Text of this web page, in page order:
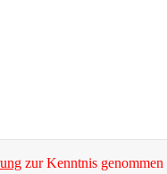
zur Kenntnis genommen